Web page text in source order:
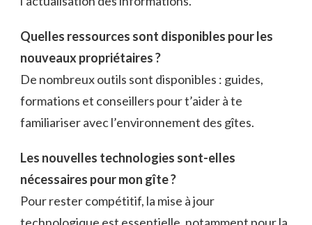
Quelles ressources sont disponibles pour les
nouveaux propriétaires ?
De nombreux outils sont disponibles : guides,
formations et conseillers pour t’aider à te
familiariser avec l’environnement des gîtes.
Les nouvelles technologies sont-elles
nécessaires pour mon gîte ?
Pour rester compétitif, la mise à jour